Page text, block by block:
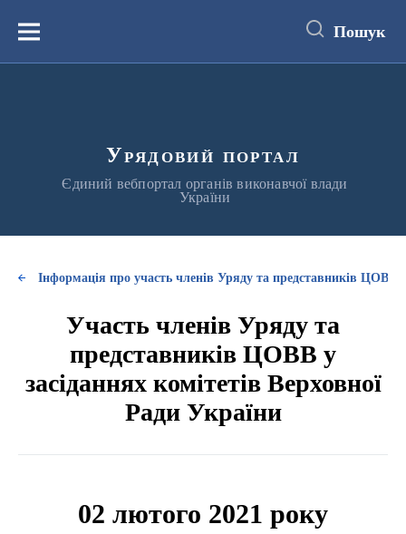
вмістуМеню Пошук
Урядовий портал
Єдиний вебпортал органів виконавчої влади
України
Інформація про участь членів Уряду та представників ЦОВВ
Участь членів Уряду та
представників ЦОВВ у
засіданнях комітетів Верховної
Ради України
02 лютого 2021 року